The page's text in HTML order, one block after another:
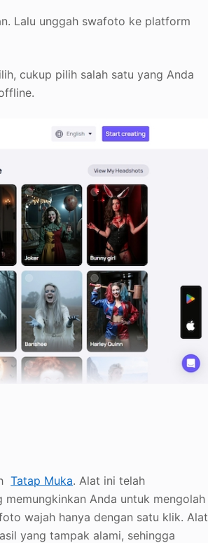
Lalu unggah swafoto ke platform
cukup pilih salah satu yang Anda
Tatap Muka. Alat ini telah
Anda untuk mengolah
wajah hanya dengan satu klik. Alat
yang tampak alami, sehingga